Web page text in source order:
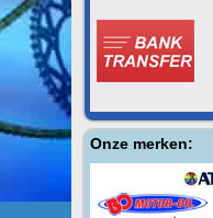
Onze merken: